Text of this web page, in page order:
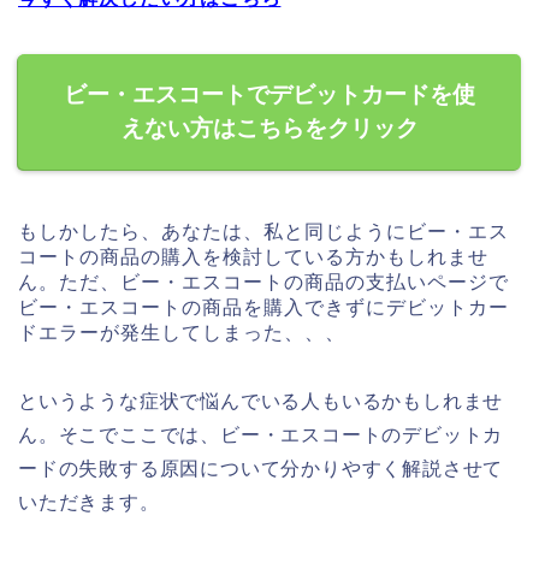
ビー・エスコートでデビットカードを使
えない方はこちらをクリック
もしかしたら、あなたは、私と同じようにビー・エス
コートの商品の購入を検討している方かもしれませ
ん。ただ、ビー・エスコートの商品の支払いページで
ビー・エスコートの商品を購入できずにデビットカー
ドエラーが発生してしまった、、、
というような症状で悩んでいる人もいるかもしれませ
ん。そこでここでは、ビー・エスコートのデビットカ
ードの失敗する原因について分かりやすく解説させて
いただきます。